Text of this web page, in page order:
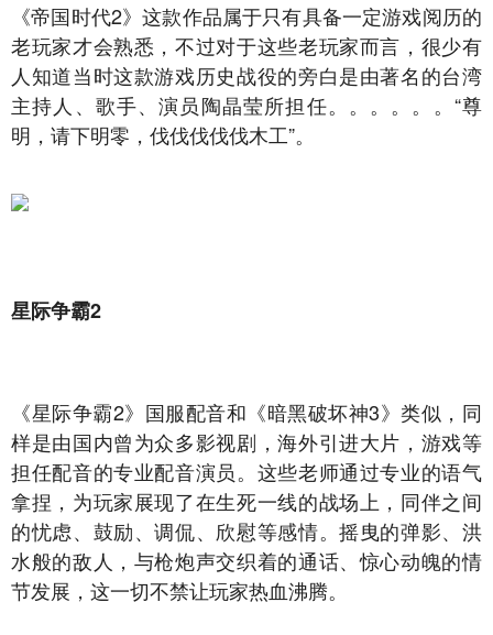
《帝国时代2》这款作品属于只有具备一定游戏阅历的
老玩家才会熟悉，不过对于这些老玩家而言，很少有
人知道当时这款游戏历史战役的旁白是由著名的台湾
主持人、歌手、演员陶晶莹所担任。。。。。。“尊
明，请下明零，伐伐伐伐伐木工”。
星际争霸2
《星际争霸2》国服配音和《暗黑破坏神3》类似，同
样是由国内曾为众多影视剧，海外引进大片，游戏等
担任配音的专业配音演员。这些老师通过专业的语气
拿捏，为玩家展现了在生死一线的战场上，同伴之间
的忧虑、鼓励、调侃、欣慰等感情。摇曳的弹影、洪
水般的敌人，与枪炮声交织着的通话、惊心动魄的情
节发展，这一切不禁让玩家热血沸腾。